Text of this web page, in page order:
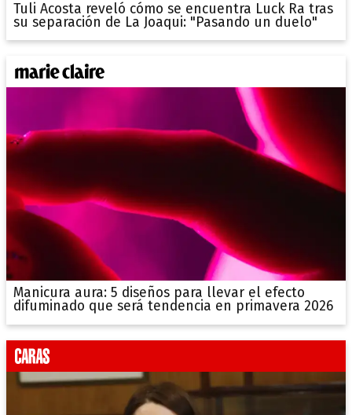
Tuli Acosta reveló cómo se encuentra Luck Ra tras
su separación de La Joaqui: "Pasando un duelo"
Manicura aura: 5 diseños para llevar el efecto
difuminado que será tendencia en primavera 2026